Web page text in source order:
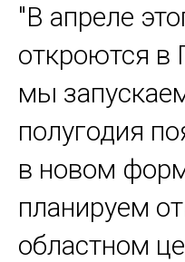
"В апреле
откроются в
мы
полугодия
в новом
планируем
областном